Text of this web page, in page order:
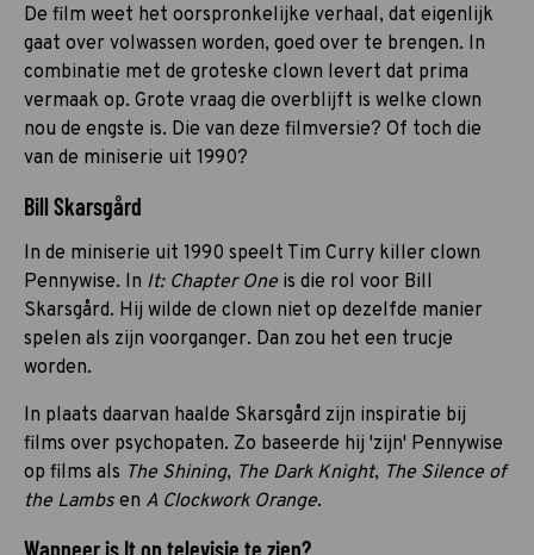
De film weet het oorspronkelijke verhaal, dat eigenlijk
gaat over volwassen worden, goed over te brengen. In
combinatie met de groteske clown levert dat prima
vermaak op. Grote vraag die overblijft is welke clown
nou de engste is. Die van deze filmversie? Of toch die
van de miniserie uit 1990?
Bill Skarsgård
In de miniserie uit 1990 speelt Tim Curry killer clown
Pennywise. In It: Chapter One is die rol voor Bill
Skarsgård. Hij wilde de clown niet op dezelfde manier
spelen als zijn voorganger. Dan zou het een trucje
worden.
In plaats daarvan haalde Skarsgård zijn inspiratie bij
films over psychopaten. Zo baseerde hij 'zijn' Pennywise
op films als The Shining, The Dark Knight, The Silence of
the Lambs en A Clockwork Orange.
Wanneer is It op televisie te zien?